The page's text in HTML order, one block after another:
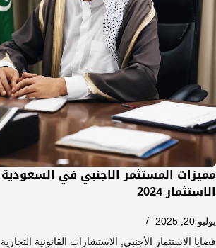
مميزات المستثمر الاجنبي في
الاستثمار 2024
يوليو 20, 2025
قضايا الاستثمار الأجنبي
الاستشارات القانونية التجارية